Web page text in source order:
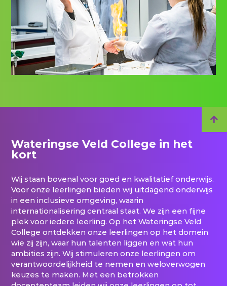
Wateringse Veld College in het
kort
Wij staan bovenal voor goed en kwalitatief onderwijs.
Voor onze leerlingen bieden wij uitdagend onderwijs
in een inclusieve omgeving, waarin
internationalisering centraal staat. We zijn een fijne
plek voor iedere leerling. Op het Wateringse Veld
College ontdekken onze leerlingen op het domein
wie zij zijn, waar hun talenten liggen en wat hun
ambities zijn. Wij stimuleren onze leerlingen om
verantwoordelijkheid te nemen en weloverwogen
keuzes te maken. Met een betrokken